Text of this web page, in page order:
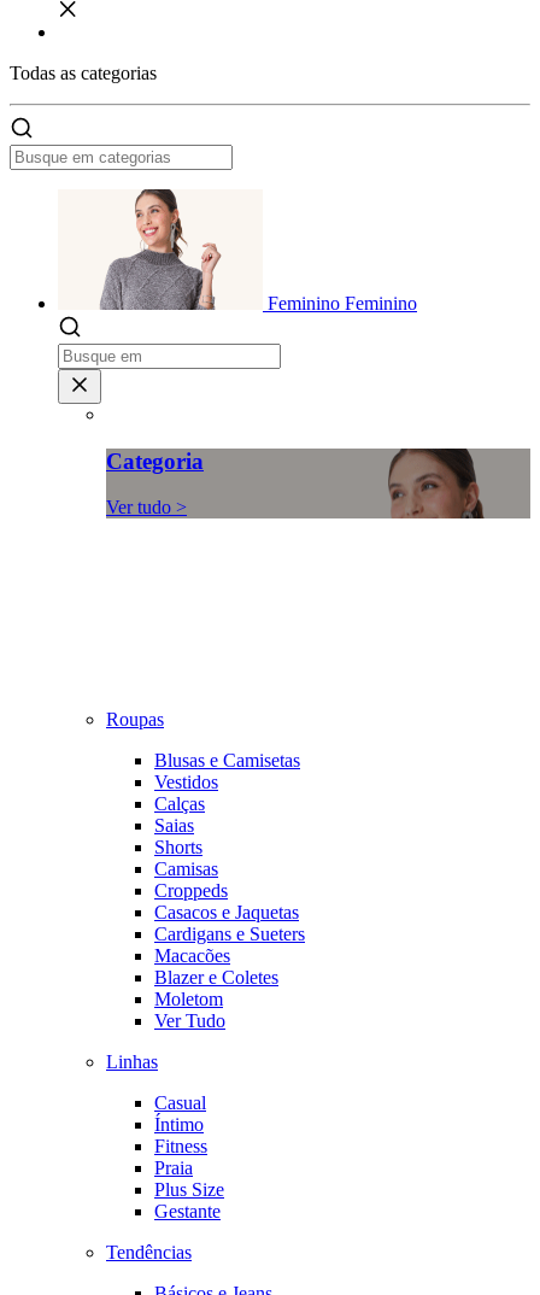
Todas as categorias
Feminino Feminino
Categoria
Ver tudo >
Roupas
Blusas e Camisetas
Vestidos
Calças
Saias
Shorts
Camisas
Croppeds
Casacos e Jaquetas
Cardigans e Sueters
Macacões
Blazer e Coletes
Moletom
Ver Tudo
Linhas
Casual
Íntimo
Fitness
Praia
Plus Size
Gestante
Tendências